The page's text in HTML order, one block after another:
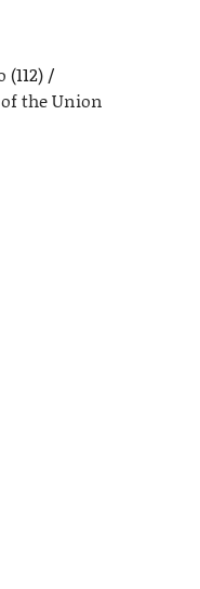
(112)
the Union